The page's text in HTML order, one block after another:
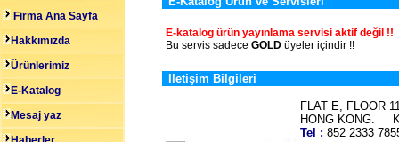
Firma Ana Sayfa
Hakkımızda
Ürünlerimiz
E-Katalog
Mesaj yaz
E-katalog ürün yayınlama servisi aktif değil !!
Bu servis sadece GOLD üyeler içindir !!
Iletişim Bilgileri
FLAT E, FLOOR
HONG KONG.
Tel : 852 2333